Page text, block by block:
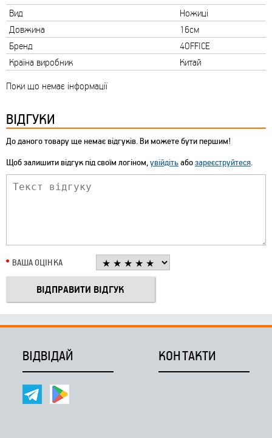
Вид
Ножиці
Довжина
16см
Бренд
4OFFICE
Країна виробник
Китай
Поки що немає інформації
ВІДГУКИ
До даного товару ще немає відгуків. Ви можете бути першим!
Щоб залишити відгук під своїм логіном,увійдітьабозареєструйтеся.
ВАША ОЦІНКА
ВІДВІДАЙ КОНТАКТИ